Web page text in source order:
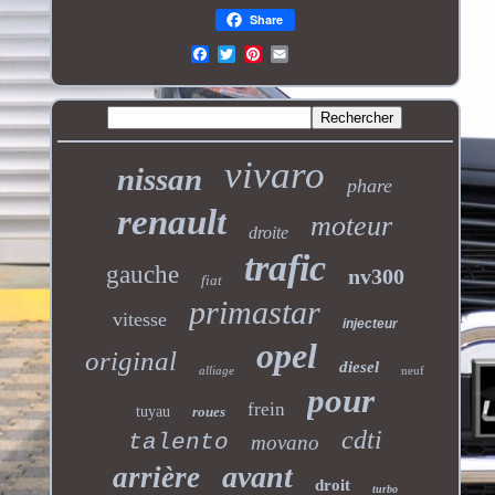
Share
nissan vivaro phare
renault droite moteur
gauche fiat trafic nv300
vitesse primastar injecteur
original alliage opel diesel neuf
tuyau roues frein pour
talento movano cdti
arrière avant droit turbo